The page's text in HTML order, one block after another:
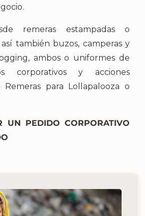
remeras estampadas o
también buzos, camperas y
ambos o uniformes de
corporativos y acciones
para Lollapalooza o
UN PEDIDO CORPORATIVO